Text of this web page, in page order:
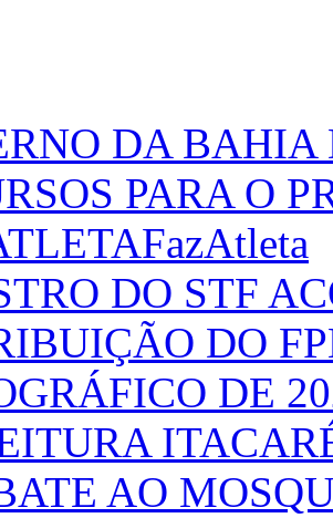
DA
PARA O
DO STF
DO
DE
AO